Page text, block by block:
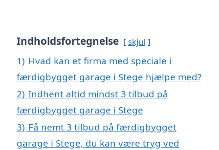
Indholdsfortegnelse skjul
1) Hvad kan et firma med speciale i
færdigbygget garage i Stege hjælpe med?
2) Indhent altid mindst 3 tilbud på
færdigbygget garage i Stege
3) Få nemt 3 tilbud på færdigbygget
garage i Stege, du kan være tryg ved